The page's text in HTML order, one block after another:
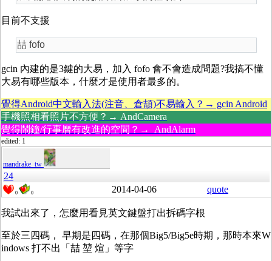
目前不支援
喆 fofo
gcin 內建的是3鍵的大易，加入 fofo 會不會造成問題?我搞不懂
大易有哪些版本，什麼才是使用者最多的。
覺得Android中文輸入法(注音、倉頡)不易輸入？→ gcin Android
手機照相看照片不方便？→ AndCamera
覺得鬧鐘/行事曆有改進的空間？→ AndAlarm
edited: 1
mandrake_tw
24
0 0 2014-04-06 quote
我試出來了，怎麼用看見英文鍵盤打出拆碼字根
至於三四碼， 早期是四碼，在那個Big5/Big5e時期，那時本來W
indows 打不出「喆 堃 煊」等字